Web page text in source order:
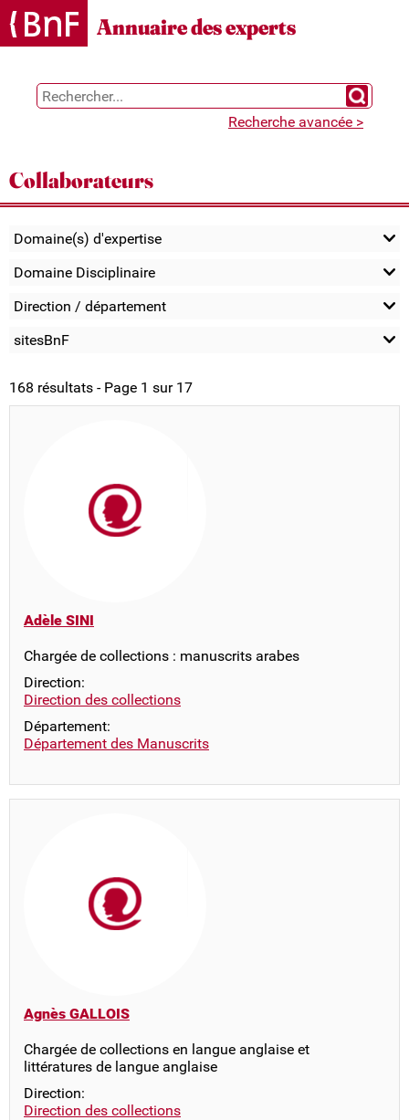
Gestion des cookies
Annuaire des experts
Chercher
Recherche avancée >
Collaborateurs
Domaine(s) d'expertise
Domaine Disciplinaire
Direction / département
sitesBnF
168 résultats - Page 1 sur 17
Adèle SINI
Chargée de collections : manuscrits arabes
Direction:
Direction des collections
Département:
Département des Manuscrits
Agnès GALLOIS
Chargée de collections en langue anglaise et
littératures de langue anglaise
Direction:
Direction des collections